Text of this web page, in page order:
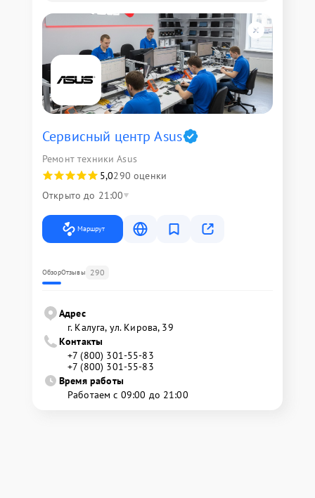
Сервисный центр Asus
Ремонт техники Asus
5,0290 оценки
Открыто до 21:00
Маршрут
ОбзорОтзывы 290
Адрес
г. Калуга, ул. Кирова, 39
Контакты
+7 (800) 301-55-83
+7 (800) 301-55-83
Время работы
Работаем с 09:00 до 21:00